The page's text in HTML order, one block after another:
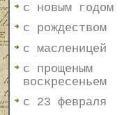
с новым годом
с рождеством
с масленицей
с прощеным
воскресеньем
с 23 февраля